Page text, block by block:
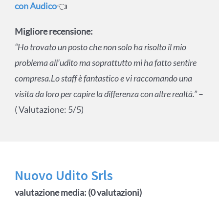
con Audico👈
Migliore recensione:
“Ho trovato un posto che non solo ha risolto il mio
problema all’udito ma soprattutto mi ha fatto sentire
compresa.Lo staff è fantastico e vi raccomando una
visita da loro per capire la differenza con altre realtà.”–
( Valutazione: 5/5)
Nuovo Udito Srls
valutazione media: (0 valutazioni)